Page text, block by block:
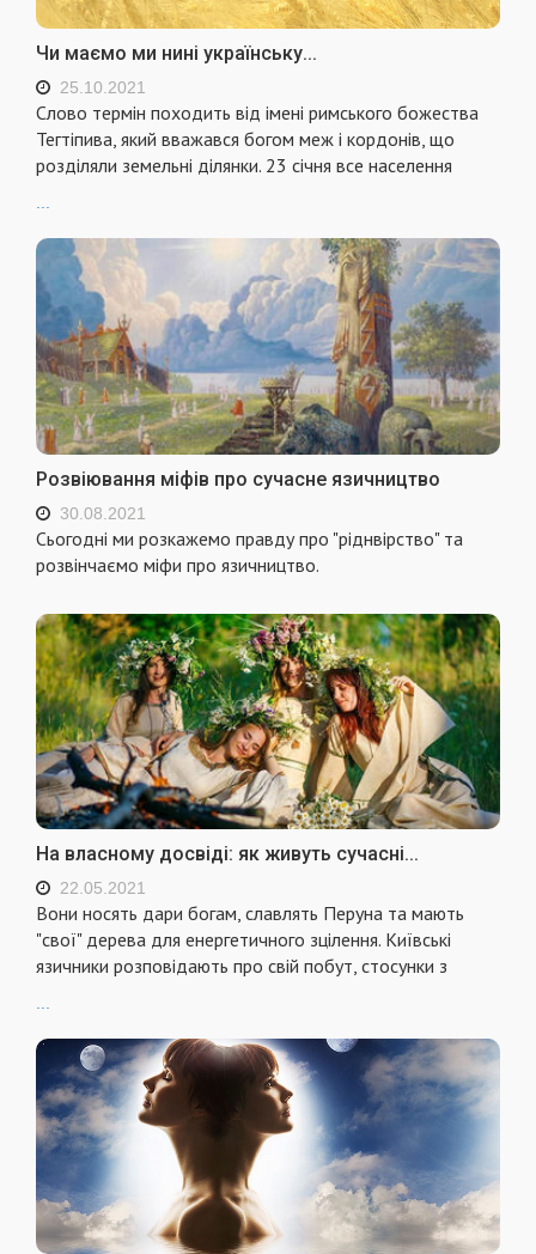
Чи маємо ми нині українську...
25.10.2021
Слово термін походить від імені римського божества
Тегтіпива, який вважався богом меж і кордонів, що
розділяли земельні ділянки. 23 січня все населення
...
Розвіювання міфів про сучасне язичництво
30.08.2021
Сьогодні ми розкажемо правду про "ріднвірство" та
розвінчаємо міфи про язичництво.
На власному досвіді: як живуть сучасні...
22.05.2021
Вони носять дари богам, славлять Перуна та мають
"свої" дерева для енергетичного зцілення. Київські
язичники розповідають про свій побут, стосунки з